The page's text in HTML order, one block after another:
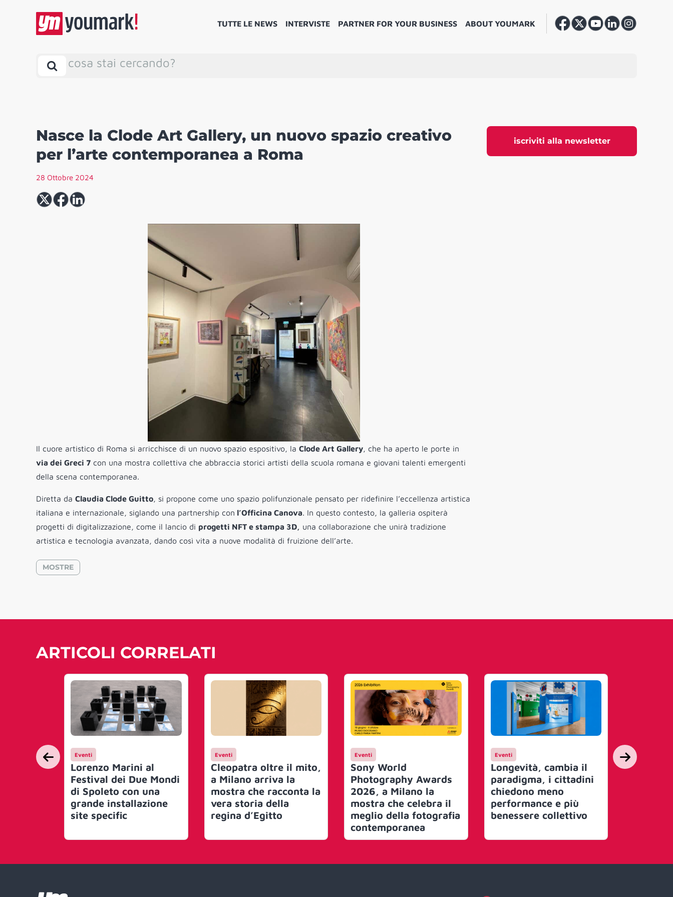
TUTTE LE NEWS INTERVISTE PARTNER FOR YOUR BUSINESS ABOUT YOUMARK
cosa stai cercando?
iscriviti alla newsletter
Nasce la Clode Art Gallery, un nuovo spazio creativo
per l’arte contemporanea a Roma
28 Ottobre 2024
Il cuore artistico di Roma si arricchisce di un nuovo spazio espositivo, la Clode Art Gallery, che ha aperto le porte in
via dei Greci 7 con una mostra collettiva che abbraccia storici artisti della scuola romana e giovani talenti emergenti
della scena contemporanea.
Diretta da Claudia Clode Guitto, si propone come uno spazio polifunzionale pensato per ridefinire l’eccellenza artistica
italiana e internazionale, siglando una partnership con l’Officina Canova. In questo contesto, la galleria ospiterà
progetti di digitalizzazione, come il lancio di progetti NFT e stampa 3D, una collaborazione che unirà tradizione
artistica e tecnologia avanzata, dando così vita a nuove modalità di fruizione dell’arte.
MOSTRE
ARTICOLI CORRELATI
Eventi
Lorenzo Marini al
Festival dei Due Mondi
di Spoleto con una
grande installazione
site specific
Eventi
Cleopatra oltre il mito,
a Milano arriva la
mostra che racconta la
vera storia della
regina d’Egitto
Eventi
Sony World
Photography Awards
2026, a Milano la
mostra che celebra il
meglio della fotografia
contemporanea
Eventi
Longevità, cambia il
paradigma, i cittadini
chiedono meno
performance e più
benessere collettivo
Dante